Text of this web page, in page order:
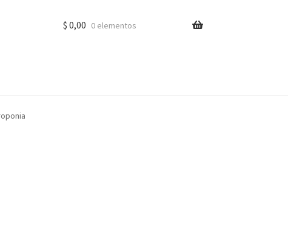
$ 0,00 0 elementos